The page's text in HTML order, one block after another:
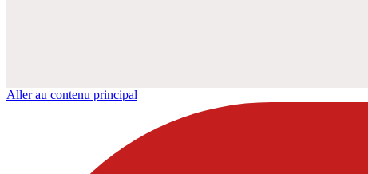
Aller au contenu principal